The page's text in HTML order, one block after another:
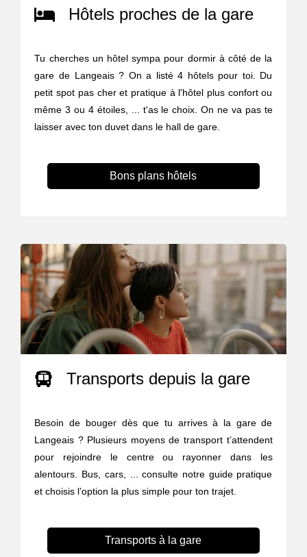
Hôtels proches de la gare
Tu cherches un hôtel sympa pour dormir à côté de la
gare de Langeais ? On a listé 4 hôtels pour toi. Du
petit spot pas cher et pratique à l'hôtel plus confort ou
même 3 ou 4 étoiles, ... t'as le choix. On ne va pas te
laisser avec ton duvet dans le hall de gare.
Bons plans hôtels
Transports depuis la gare
Besoin de bouger dès que tu arrives à la gare de
Langeais ? Plusieurs moyens de transport t’attendent
pour rejoindre le centre ou rayonner dans les
alentours. Bus, cars, ... consulte notre guide pratique
et choisis l’option la plus simple pour ton trajet.
Transports à la gare